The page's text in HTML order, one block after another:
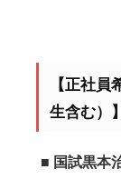
【正社
生含む）】
■ 国試黒本